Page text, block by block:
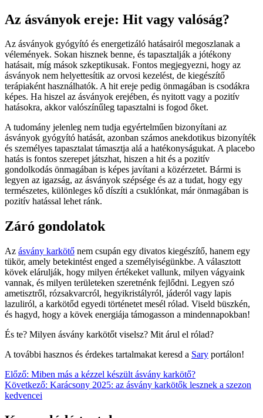
Az ásványok ereje: Hit vagy valóság?
Az ásványok gyógyító és energetizáló hatásairól megoszlanak a
vélemények. Sokan hisznek benne, és tapasztalják a jótékony
hatásait, míg mások szkeptikusak. Fontos megjegyezni, hogy az
ásványok nem helyettesítik az orvosi kezelést, de kiegészítő
terápiaként használhatók. A hit ereje pedig önmagában is csodákra
képes. Ha hiszel az ásványok erejében, és nyitott vagy a pozitív
hatásokra, akkor valószínűleg tapasztalni is fogod őket.
A tudomány jelenleg nem tudja egyértelműen bizonyítani az
ásványok gyógyító hatását, azonban számos anekdotikus bizonyíték
és személyes tapasztalat támasztja alá a hatékonyságukat. A placebo
hatás is fontos szerepet játszhat, hiszen a hit és a pozitív
gondolkodás önmagában is képes javítani a közérzetet. Bármi is
legyen az igazság, az ásványok szépsége és az a tudat, hogy egy
természetes, különleges kő díszíti a csuklónkat, már önmagában is
pozitív hatással lehet ránk.
Záró gondolatok
Az ásvány karkötő nem csupán egy divatos kiegészítő, hanem egy
tükör, amely betekintést enged a személyiségünkbe. A választott
kövek elárulják, hogy milyen értékeket vallunk, milyen vágyaink
vannak, és milyen területeken szeretnénk fejlődni. Legyen szó
ametisztről, rózsakvarcról, hegyikristályról, jáderól vagy lapis
lazuliról, a karkötőd egyedi történetet mesél rólad. Viseld büszkén,
és hagyd, hogy a kövek energiája támogasson a mindennapokban!
És te? Milyen ásvány karkötőt viselsz? Mit árul el rólad?
A további hasznos és érdekes tartalmakat keresd a Sary portálon!
Bejegyzés
navigáció
Előző: Miben más a kézzel készült ásvány karkötő?
Következő: Karácsony 2025: az ásvány karkötők lesznek a szezon
kedvencei